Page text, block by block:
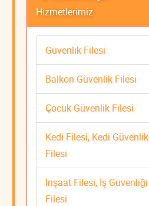
Hizmetlerimiz
Güvenlik Filesi
Balkon Güvenlik Filesi
Çocuk Güvenlik Filesi
Kedi Filesi, Kedi Güvenlik
Filesi
İnşaat Filesi, İş Güvenliği
Filesi